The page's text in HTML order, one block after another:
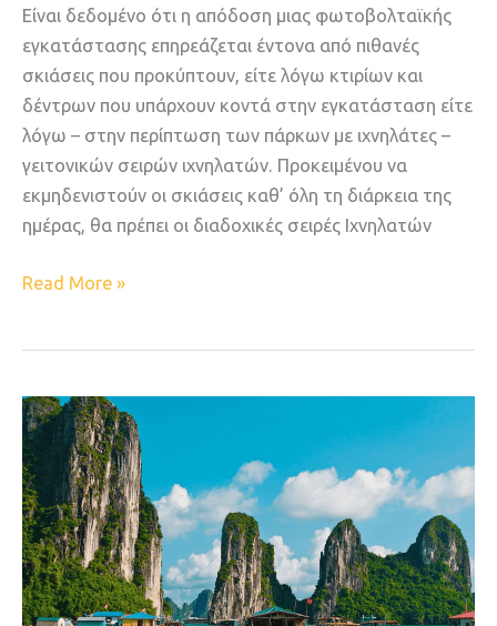
Είναι δεδομένο ότι η απόδοση μιας φωτοβολταϊκής
εγκατάστασης επηρεάζεται έντονα από πιθανές
σκιάσεις που προκύπτουν, είτε λόγω κτιρίων και
δέντρων που υπάρχουν κοντά στην εγκατάσταση είτε
λόγω – στην περίπτωση των πάρκων με ιχνηλάτες –
γειτονικών σειρών ιχνηλατών. Προκειμένου να
εκμηδενιστούν οι σκιάσεις καθ’ όλη τη διάρκεια της
ημέρας, θα πρέπει οι διαδοχικές σειρές Ιχνηλατών
Read More »
Full
metal
tracker:
Υλοποιείται
το
πρώτο
έργο
της